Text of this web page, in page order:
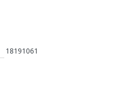
18191061